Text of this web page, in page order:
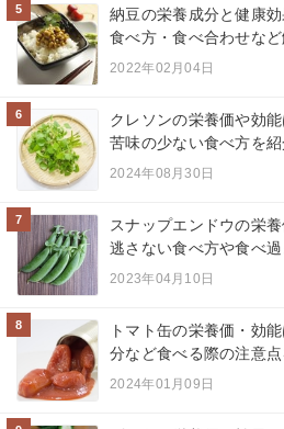
5
納豆の栄養成分と健康
食べ方・食べ合わせなど
2022年02月04日
6
クレソンの栄養価や効
苦味の少ない食べ方を紹
2024年08月30日
7
スナップエンドウの栄
逃さない食べ方や食べ
2023年04月10日
8
トマト缶の栄養価・効
分など食べる際の注意点
2024年01月09日